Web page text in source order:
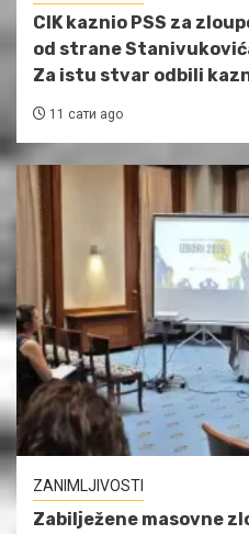
CIK kaznio PSS za
od strane
Za istu stvar odbili
11 сати ago
ZANIMLJIVOSTI
Zabilježene masovne